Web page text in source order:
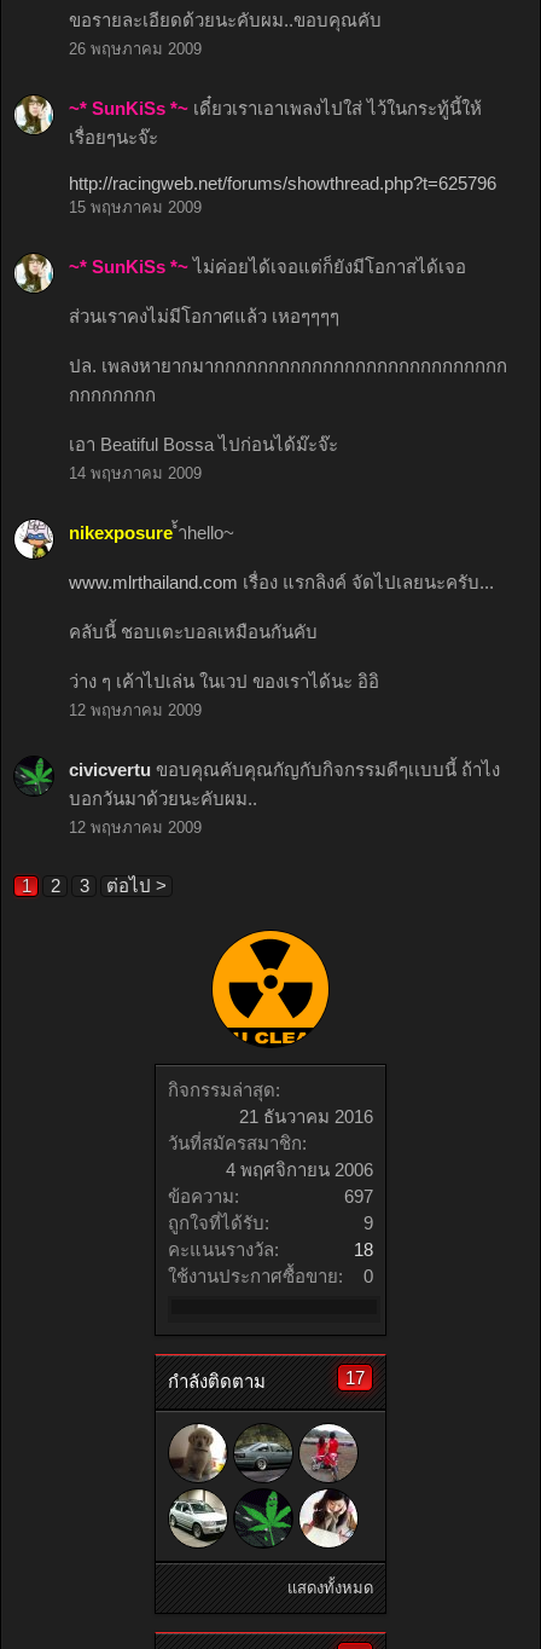
กิจกรรมล่าสุด:
21 ธันวาคม 2016
วันที่สมัครสมาชิก:
4 พฤศจิกายน 2006
ข้อความ:
697
ถูกใจที่ได้รับ:
9
คะแนนรางวัล:
18
ใช้งานประกาศซื้อขาย:
0
กำลังติดตาม 17
แสดงทั้งหมด
ขอรายละเอียดด้วยนะคับผม..ขอบคุณคับ
26 พฤษภาคม 2009
~* SunKiSs *~ เดี๋ยวเราเอาเพลงไปใส่ ไว้ในกระทู้นี้ให้
เรื่อยๆนะจ๊ะ
http://racingweb.net/forums/showthread.php?t=625796
15 พฤษภาคม 2009
~* SunKiSs *~ ไม่ค่อยได้เจอแต่ก็ยังมีโอกาสได้เจอ
ส่วนเราคงไม่มีโอกาศแล้ว เหอๆๆๆๆ
ปล. เพลงหายากมากกกกกกกกกกกกกกกกกกกกกกกกกกก
กกกกกกกก
เอา Beatiful Bossa ไปก่อนได้ม๊ะจ๊ะ
14 พฤษภาคม 2009
nikexposure ้ำhello~
www.mlrthailand.com เรื่อง แรกลิงค์ จัดไปเลยนะครับ...
คลับนี้ ชอบเตะบอลเหมือนกันคับ
ว่าง ๆ เค้าไปเล่น ในเวป ของเราได้นะ อิอิ
12 พฤษภาคม 2009
civicvertu ขอบคุณคับคุณกัญกับกิจกรรมดีๆเเบบนี้ ถ้าไง
บอกวันมาด้วยนะคับผม..
12 พฤษภาคม 2009
1 2 3 ต่อไป >